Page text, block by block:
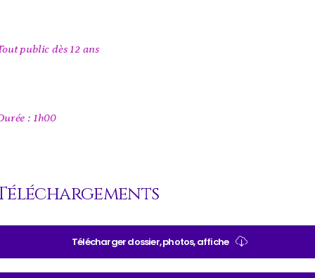
public dès 12 ans
: 1h00
Télécharger dossier, photos, affiche